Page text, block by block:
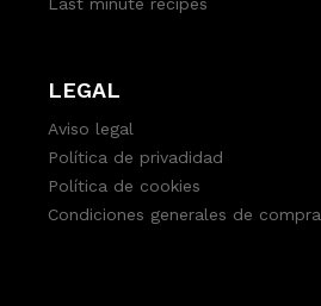
LEGAL
Aviso legal
Política de privadidad
Política de cookies
Condiciones generales de compra